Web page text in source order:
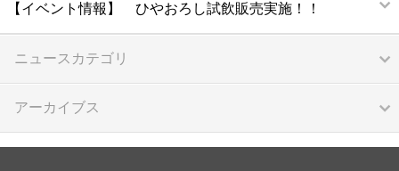
【イベント情報】 ひやおろし試飲販売実施！！
ニュースカテゴリ
アーカイブス